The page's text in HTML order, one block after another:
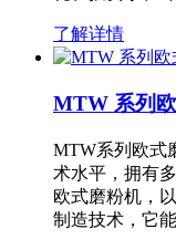
了解详情
MTW 系列
MTW系列欧式
术水平，拥有
欧式磨粉机，
制造技术，它